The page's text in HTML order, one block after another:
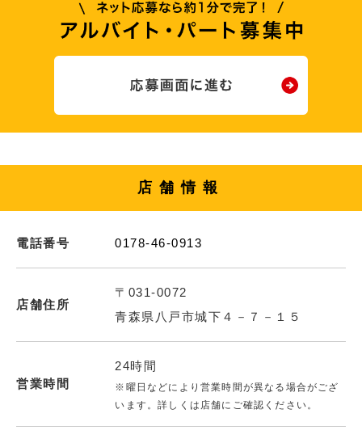
店舗情報
電話番号 0178-46-0913
店舗住所
〒031-0072
青森県八戸市城下４－７－１５
営業時間
24時間
※曜日などにより営業時間が異なる場合がござ
います。詳しくは店舗にご確認ください。